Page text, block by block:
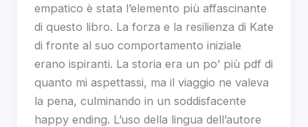
empatico è stata l’elemento più affascinante
di questo libro. La forza e la resilienza di Kate
di fronte al suo comportamento iniziale
erano ispiranti. La storia era un po’ più pdf di
quanto mi aspettassi, ma il viaggio ne valeva
la pena, culminando in un soddisfacente
happy ending. L’uso della lingua dell’autore